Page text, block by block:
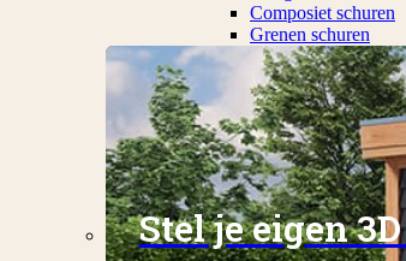
Composiet schuren
Grenen schuren
Stel je eigen